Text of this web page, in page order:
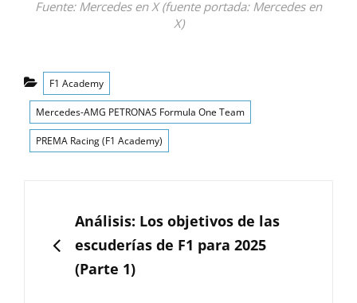
Fuente: Mercedes en X (fuente portada: Mercedes en
X)
Categorías
F1 Academy
Mercedes-AMG PETRONAS Formula One Team
PREMA Racing (F1 Academy)
entradas
ANTERIOR
Análisis: Los objetivos de las
escuderías de F1 para 2025
(Parte 1)